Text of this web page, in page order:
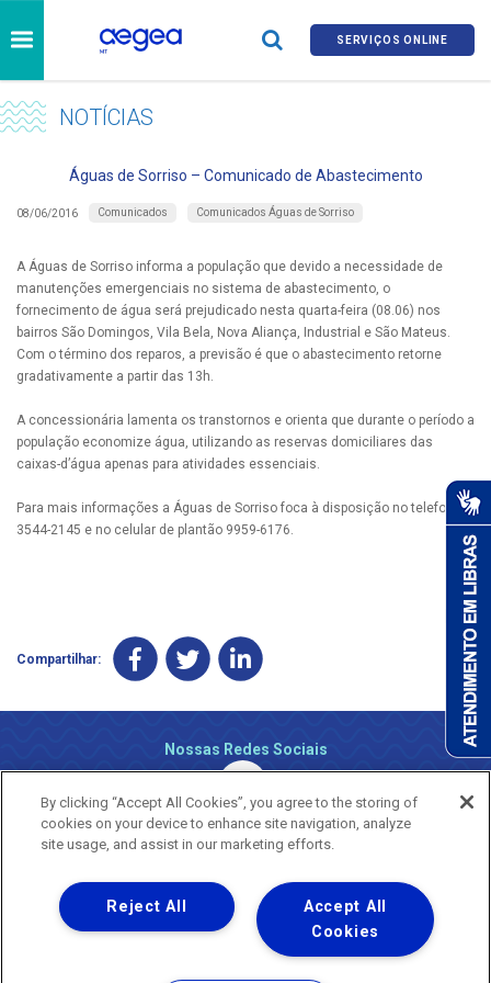
SERVIÇOS ONLINE
NOTÍCIAS
Águas de Sorriso – Comunicado de Abastecimento
08/06/2016 Comunicados Comunicados Águas de Sorriso
A Águas de Sorriso informa a população que devido a necessidade de
manutenções emergenciais no sistema de abastecimento, o
fornecimento de água será prejudicado nesta quarta-feira (08.06) nos
bairros São Domingos, Vila Bela, Nova Aliança, Industrial e São Mateus.
Com o término dos reparos, a previsão é que o abastecimento retorne
gradativamente a partir das 13h.
A concessionária lamenta os transtornos e orienta que durante o período a
população economize água, utilizando as reservas domiciliares das
caixas-d’água apenas para atividades essenciais.
Para mais informações a Águas de Sorriso foca à disposição no telefone
3544-2145 e no celular de plantão 9959-6176.
Compartilhar:
Nossas Redes Sociais
Uma empresa
Copyright ® 2026 - Todos os Direitos Reservados.
Nossa natureza movimenta a vida
By clicking “Accept All Cookies”, you agree to the storing of
cookies on your device to enhance site navigation, analyze
site usage, and assist in our marketing efforts.
Accept All
Cookies
Reject All